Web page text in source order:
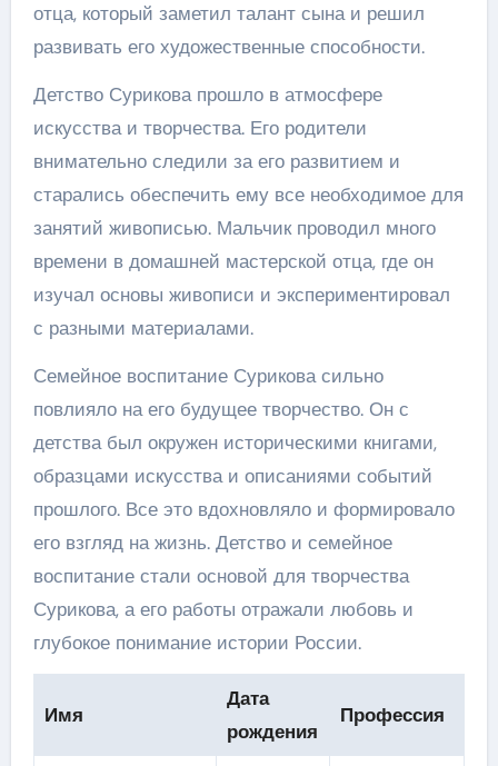
отца, который заметил талант сына и решил
развивать его художественные способности.
Детство Сурикова прошло в атмосфере
искусства и творчества. Его родители
внимательно следили за его развитием и
старались обеспечить ему все необходимое для
занятий живописью. Мальчик проводил много
времени в домашней мастерской отца, где он
изучал основы живописи и экспериментировал
с разными материалами.
Семейное воспитание Сурикова сильно
повлияло на его будущее творчество. Он с
детства был окружен историческими книгами,
образцами искусства и описаниями событий
прошлого. Все это вдохновляло и формировало
его взгляд на жизнь. Детство и семейное
воспитание стали основой для творчества
Сурикова, а его работы отражали любовь и
глубокое понимание истории России.
Имя
Дата
рождения
Профессия